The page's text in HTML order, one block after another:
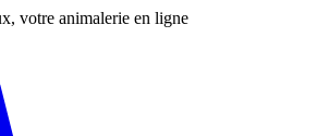
votre animalerie en ligne